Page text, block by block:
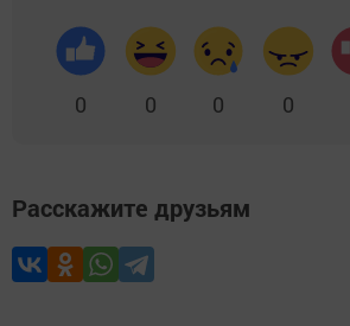
0 0 0 0
Расскажите друзьям